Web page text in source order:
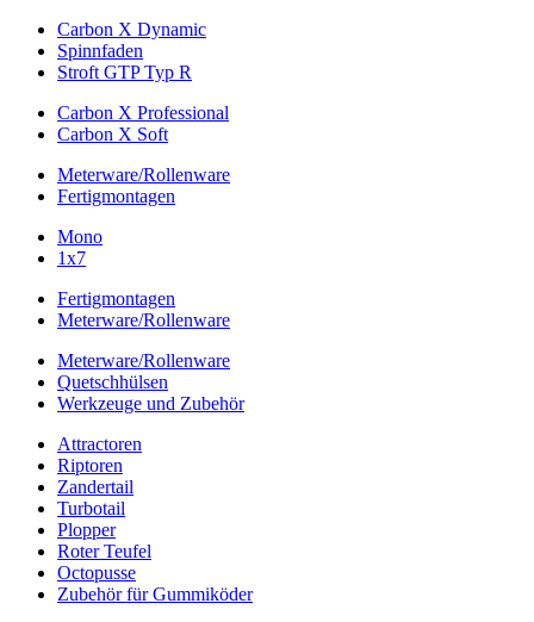
Carbon X Dynamic
Spinnfaden
Stroft GTP Typ R
Carbon X Professional
Carbon X Soft
Meterware/Rollenware
Fertigmontagen
Mono
1x7
Fertigmontagen
Meterware/Rollenware
Meterware/Rollenware
Quetschhülsen
Werkzeuge und Zubehör
Attractoren
Riptoren
Zandertail
Turbotail
Plopper
Roter Teufel
Octopusse
Zubehör für Gummiköder